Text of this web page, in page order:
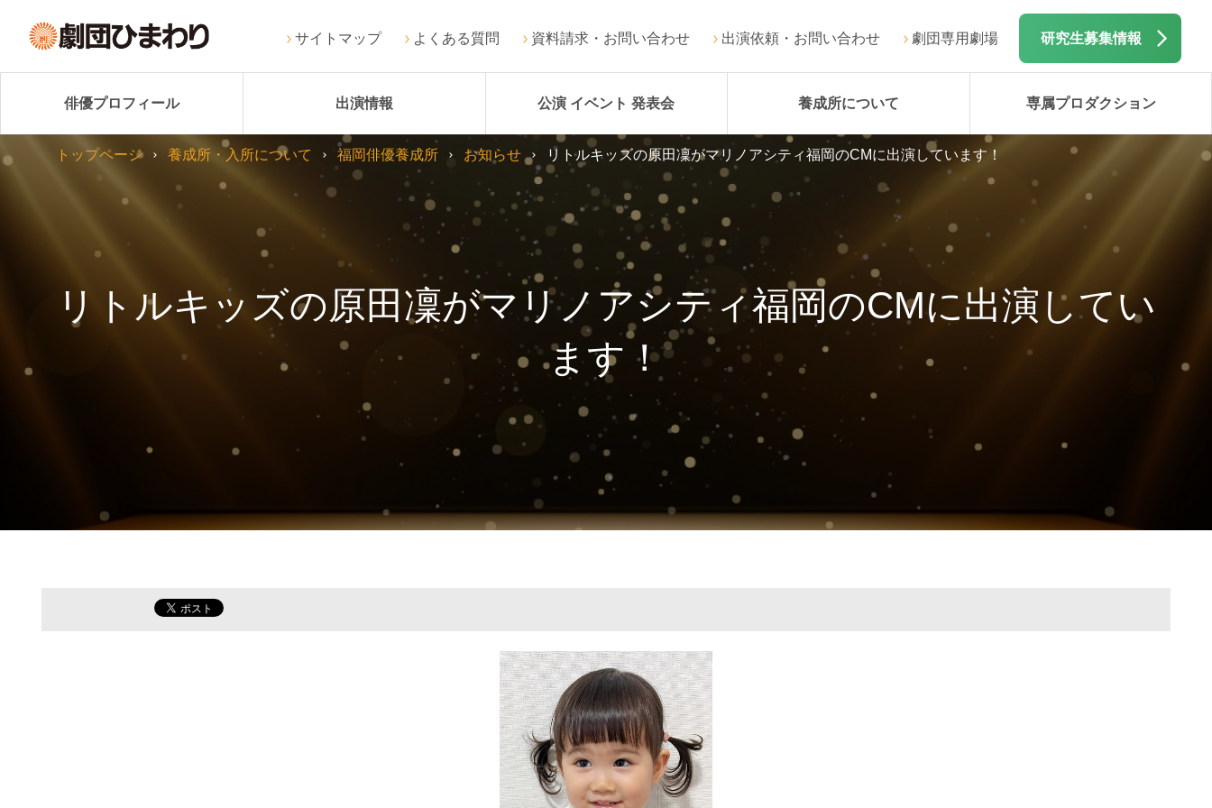
サイトマップ よくある質問 資料請求・お問い合わせ 出演依頼・お問い合わせ 劇団専用劇場 研究生募集情報
俳優プロフィール 出演情報 公演 イベント 発表会 養成所について 専属プロダクション
リトルキッズの原田凜がマリノアシティ福岡のCMに出演してい
ます！
トップページ 養成所・入所について 福岡俳優養成所 お知らせ リトルキッズの原田凜がマリノアシティ福岡のCMに出演しています！